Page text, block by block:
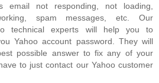
email not responding, not loading,
spam messages, etc. Our
technical experts will help you to
Yahoo account password. They will
possible answer to fix any of your
to just contact our Yahoo customer